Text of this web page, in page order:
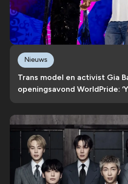
Trans model en activist Gia
openingsavond WorldPride:
Nieuws